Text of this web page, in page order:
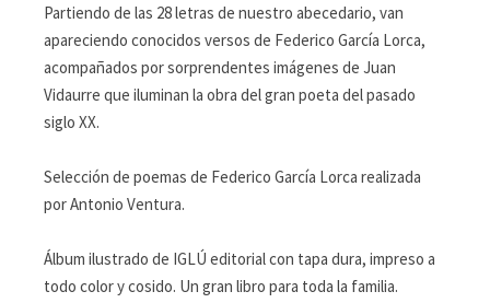
Partiendo de las 28 letras de nuestro abecedario, van
apareciendo conocidos versos de Federico García Lorca,
acompañados por sorprendentes imágenes de Juan
Vidaurre que iluminan la obra del gran poeta del pasado
siglo XX.
Selección de poemas de Federico García Lorca realizada
por Antonio Ventura.
Álbum ilustrado de IGLÚ editorial con tapa dura, impreso a
todo color y cosido. Un gran libro para toda la familia.